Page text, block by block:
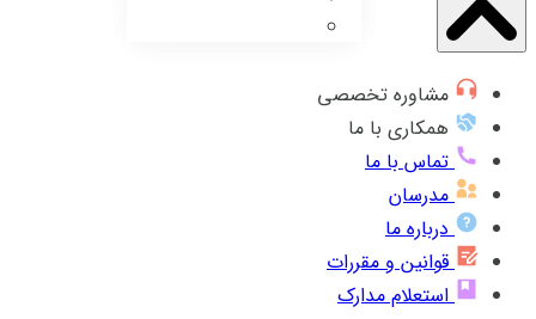
مشاوره تخصصی
همکاری با ما
تماس با ما
مدرسان
درباره ما
قوانین و مقررات
استعلام مدارک